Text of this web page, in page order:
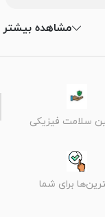
مشاهده بیشتر
سلامت فیزیکی
برای شما